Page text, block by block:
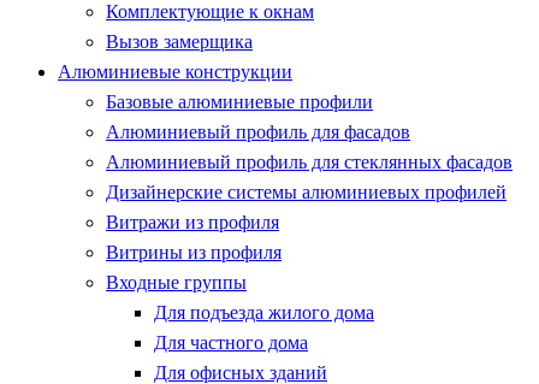
Комплектующие к окнам
Вызов замерщика
Алюминиевые конструкции
Базовые алюминиевые профили
Алюминиевый профиль для фасадов
Алюминиевый профиль для стеклянных фасадов
Дизайнерские системы алюминиевых профилей
Витражи из профиля
Витрины из профиля
Входные группы
Для подъезда жилого дома
Для частного дома
Для офисных зданий